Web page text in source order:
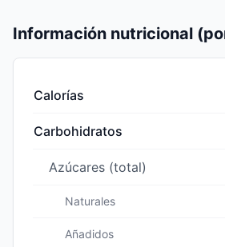
Información nutricional
Calorías
Carbohidratos
Azúcares (total)
Naturales
Añadidos